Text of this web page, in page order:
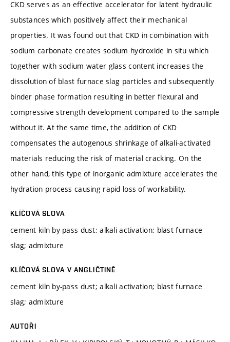
CKD serves as an effective accelerator for latent hydraulic
substances which positively affect their mechanical
properties. It was found out that CKD in combination with
sodium carbonate creates sodium hydroxide in situ which
together with sodium water glass content increases the
dissolution of blast furnace slag particles and subsequently
binder phase formation resulting in better flexural and
compressive strength development compared to the sample
without it. At the same time, the addition of CKD
compensates the autogenous shrinkage of alkali-activated
materials reducing the risk of material cracking. On the
other hand, this type of inorganic admixture accelerates the
hydration process causing rapid loss of workability.
KLÍČOVÁ SLOVA
cement kiln by-pass dust; alkali activation; blast furnace
slag; admixture
KLÍČOVÁ SLOVA V ANGLIČTINĚ
cement kiln by-pass dust; alkali activation; blast furnace
slag; admixture
AUTOŘI